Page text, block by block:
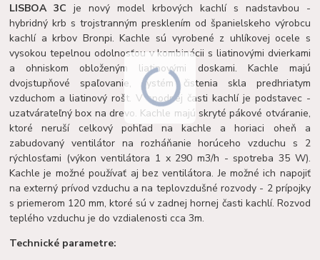
LISBOA 3Cje nový model krbových kachlí s nadstavbou -
hybridný krb s trojstranným presklením od španielskeho výrobcu
kachlí a krbov Bronpi. Kachle sú vyrobené z uhlíkovej ocele s
vysokou tepelnou odolnosťou v kombinácii s liatinovými dvierkami
a ohniskom obloženým liatinovými doskami. Kachle majú
dvojstupňové spaľovanie, systém čistenia skla predhriatym
vzduchom a liatinový rošt. V spodnej časti kachlí je podstavec -
uzatvárateľný box na drevo. Kachle majú skryté pákové otváranie,
ktoré neruší celkový pohľad na kachle a horiaci oheň a
zabudovaný ventilátor na rozháňanie horúceho vzduchu s 2
rýchlosťami (výkon ventilátora 1 x 290 m3/h - spotreba 35 W).
Kachle je možné používať aj bez ventilátora. Je možné ich napojiť
na externý prívod vzduchu a na teplovzdušné rozvody - 2 prípojky
s priemerom 120 mm, ktoré sú v zadnej hornej časti kachlí. Rozvod
teplého vzduchu je do vzdialenosti cca 3m.
Technické parametre: